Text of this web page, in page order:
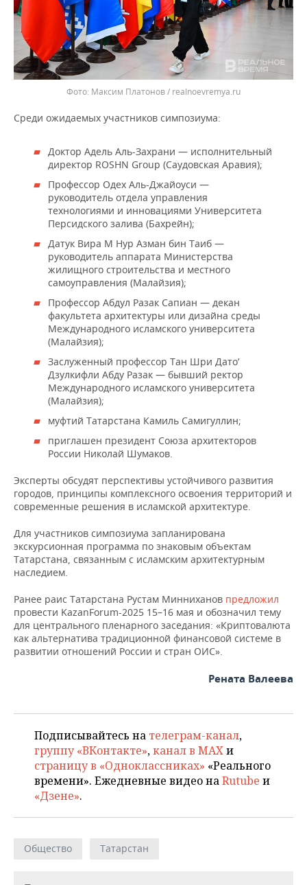
Максим Платонов / realnoevremya.ru
Среди ожидаемых участников симпозиума:
Доктор Адель Аль-Захрани — исполнительный
директор ROSHN Group (Саудовская Аравия);
Профессор Одех Аль-Джайоуси —
руководитель отдела управления
технологиями и инновациями Университета
Персидского залива (Бахрейн);
Датук Вира М Нур Азман бин Таиб —
руководитель аппарата Министерства
жилищного строительства и местного
самоуправления (Малайзия);
Профессор Абдул Разак Сапиан — декан
факультета архитектуры или дизайна среды
Международного исламского университета
(Малайзия);
Заслуженный профессор Тан Шри Дато’
Дзулкифли Абду Разак — бывший ректор
Международного исламского университета
(Малайзия);
муфтий Татарстана Камиль Самигуллин;
приглашен президент Союза архитекторов
России Николай Шумаков.
Эксперты обсудят перспективы устойчивого развития
городов, принципы комплексного освоения территорий и
современные решения в исламской архитектуре.
Для участников симпозиума запланирована
экскурсионная программа по знаковым объектам
Татарстана, связанным с исламским архитектурным
наследием.
Ранее раис Татарстана Рустам Минниханов предложил
провести KazanForum-2025 15–16 мая и обозначил тему
для центрального пленарного заседания: «Криптовалюта
как альтернатива традиционной финансовой системе в
развитии отношений России и стран ОИС».
Рената Валеева
Подписывайтесь на телеграм-канал,
группу «ВКонтакте»,канал в MAXи
страницу в «Одноклассниках» «Реального
времени». Ежедневные видео наRutube и
«Дзене».
Общество Татарстан